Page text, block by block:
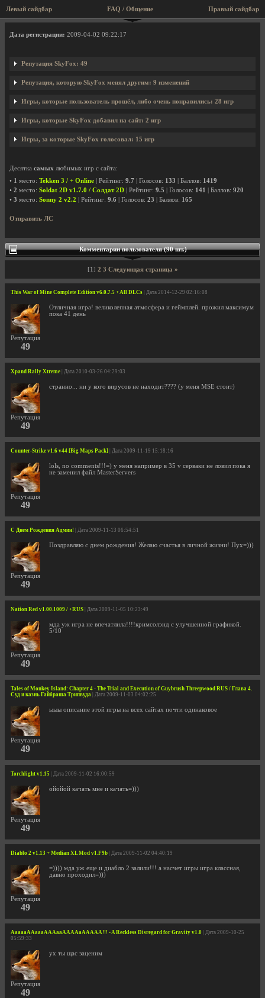
Левый сайдбар Правый сайдбар
FAQ / Общение
Профиль пользователя SkyFox
Дата регистрации: 2009-04-02 09:22:17
Репутация SkyFox: 49
Репутация, которую SkyFox менял другим: 9 изменений
Игры, которые пользователь прошёл, либо очень понравились: 28 игр
Игры, которые SkyFox добавил на сайт: 2 игр
Игры, за которые SkyFox голосовал: 15 игр
Десятка самых любимых игр с сайта:
• 1 место: Tekken 3 / + Online | Рейтинг: 9.7 | Голосов: 133 | Баллов: 1419
• 2 место: Soldat 2D v1.7.0 / Солдат 2D | Рейтинг: 9.5 | Голосов: 141 | Баллов: 920
• 3 место: Sonny 2 v2.2 | Рейтинг: 9.6 | Голосов: 23 | Баллов: 165
Отправить ЛС
Комментарии пользователя (90 шт.)
[1] 2 3 Следующая страница »
This War of Mine Complete Edition v6.0.7.5 + All DLCs | Дата 2014-12-29 02:16:08
Репутация
49
Отличная игра! великолепная атмосфера и геймплей. прожил максимум
пока 41 день
Xpand Rally Xtreme | Дата 2010-03-26 04:29:03
Репутация
49
странно... ни у кого вирусов не находит???? (у меня MSE стоит)
Counter-Strike v1.6 v44 [Big Maps Pack] | Дата 2009-11-19 15:18:16
Репутация
49
lols, no comments!!!=) у меня например в 35 v серваки не ловил пока я
не заменил файл MasterServers
С Днем Рождения Админ! | Дата 2009-11-13 06:54:51
Репутация
49
Поздравляю с днем рождения! Желаю счастья в личной жизни! Пух=)))
Nation Red v1.00.1009 / +RUS | Дата 2009-11-05 10:23:49
Репутация
49
мда уж игра не впечатлила!!!!кримсолэнд с улучшенной графикой.
5/10
Tales of Monkey Island: Chapter 4 - The Trial and Execution of Guybrush Threepwood RUS / Глава 4.
Суд и казнь Гайбраша Трипвуда | Дата 2009-11-03 04:02:25
Репутация
49
ыыы описание этой игры на всех сайтах почти одинаковое
Torchlight v1.15 | Дата 2009-11-02 16:00:59
Репутация
49
ойойой качать мне и качать=)))
Diablo 2 v1.13 + Median XL Mod v1.F9b | Дата 2009-11-02 04:40:19
Репутация
49
=)))) мда уж еще и диабло 2 залили!!! а насчет игры игра классная,
давно проходил=)))
AaaaaAAaaaAAAaaAAAAaAAAAA!!! - A Reckless Disregard for Gravity v1.0 | Дата 2009-10-25
05:59:33
Репутация
49
ух ты щас заценим